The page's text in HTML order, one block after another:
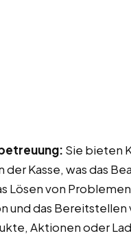
Sie bieten
der Kasse, was das
Lösen von
und das
Aktionen oder